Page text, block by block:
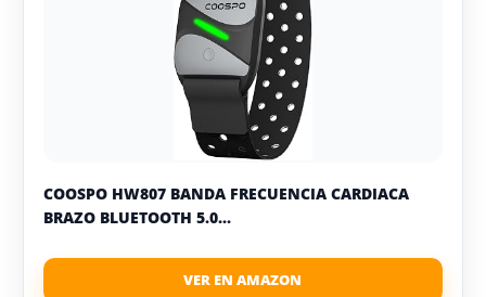
COOSPO HW807 BANDA FRECUENCIA CARDIACA
BRAZO BLUETOOTH 5.0...